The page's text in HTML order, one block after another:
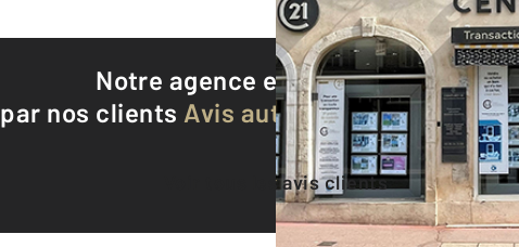
Notre agence est notée8,8/10
par nos clients Avis authentifiés par
Voir tous les avis clients